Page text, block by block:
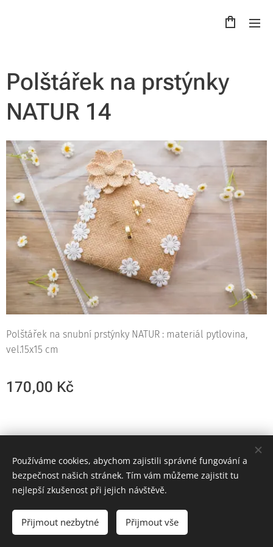
Polštářek na prstýnky
NATUR 14
Polštářek na snubní prstýnky NATUR : materiál pytlovina,
vel.15x15 cm
170,00 Kč
Vyprodáno
© 2023
Cookies
Používáme cookies, abychom zajistili správné fungování a
bezpečnost našich stránek. Tím vám můžeme zajistit tu
nejlepší zkušenost při jejich návštěvě.
Přijmout nezbytné Přijmout vše